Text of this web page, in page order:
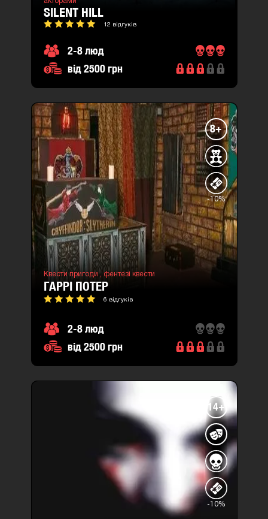
SILENT HILL
12 відгуків
2-8 люд
від 2500 грн
8+
-10%
Квести пригоди , фентезі квести
ГАРРІ ПОТЕР
6 відгуків
2-8 люд
від 2500 грн
14+
-10%